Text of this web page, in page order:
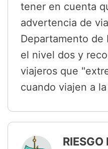
tener en cuenta
advertencia de
Departamento de
el nivel dos y
viajeros que
cuando viajen a
RIESGO